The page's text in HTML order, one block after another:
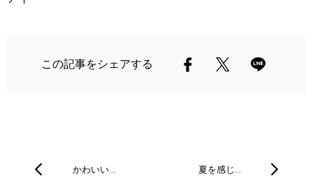
この記事をシェアする
かわいい… 夏を感じ…